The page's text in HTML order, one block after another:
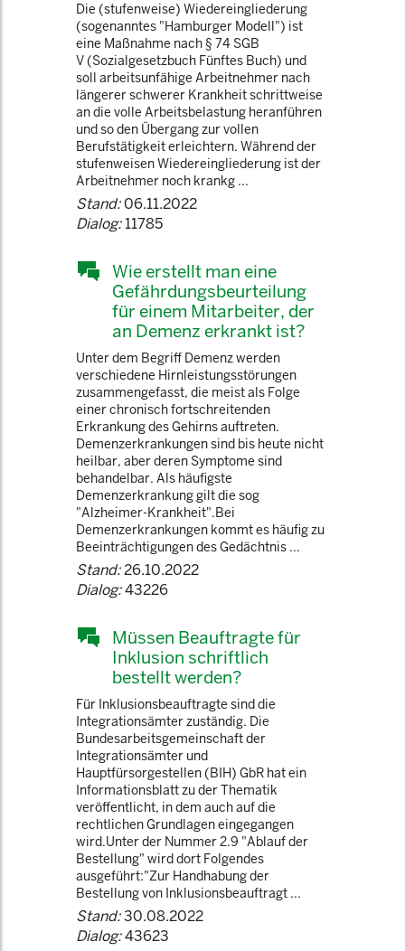
Die (stufenweise) Wiedereingliederung
(sogenanntes "Hamburger Modell") ist
eine Maßnahme nach § 74 SGB
V (Sozialgesetzbuch Fünftes Buch) und
soll arbeitsunfähige Arbeitnehmer nach
längerer schwerer Krankheit schrittweise
an die volle Arbeitsbelastung heranführen
und so den Übergang zur vollen
Berufstätigkeit erleichtern. Während der
stufenweisen Wiedereingliederung ist der
Arbeitnehmer noch krankg ...
Stand:06.11.2022
Dialog:11785
Wie erstellt man eine
Gefährdungsbeurteilung
für einem Mitarbeiter, der
an Demenz erkrankt ist?
Unter dem Begriff Demenz werden
verschiedene Hirnleistungsstörungen
zusammengefasst, die meist als Folge
einer chronisch fortschreitenden
Erkrankung des Gehirns auftreten.
Demenzerkrankungen sind bis heute nicht
heilbar, aber deren Symptome sind
behandelbar. Als häufigste
Demenzerkrankung gilt die sog
"Alzheimer-Krankheit".Bei
Demenzerkrankungen kommt es häufig zu
Beeinträchtigungen des Gedächtnis ...
Stand:26.10.2022
Dialog:43226
Müssen Beauftragte für
Inklusion schriftlich
bestellt werden?
Für Inklusionsbeauftragte sind die
Integrationsämter zuständig. Die
Bundesarbeitsgemeinschaft der
Integrationsämter und
Hauptfürsorgestellen (BIH) GbR hat ein
Informationsblatt zu der Thematik
veröffentlicht, in dem auch auf die
rechtlichen Grundlagen eingegangen
wird.Unter der Nummer 2.9 "Ablauf der
Bestellung" wird dort Folgendes
ausgeführt:"Zur Handhabung der
Bestellung von Inklusionsbeauftragt ...
Stand:30.08.2022
Dialog:43623